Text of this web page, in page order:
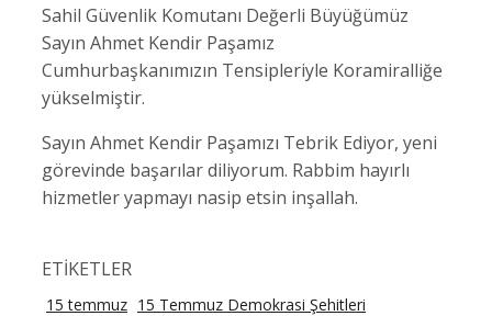
Sahil Güvenlik Komutanı Değerli Büyüğümüz
Sayın Ahmet Kendir Paşamız
Cumhurbaşkanımızın Tensipleriyle Koramiralliğe
yükselmiştir.
Sayın Ahmet Kendir Paşamızı Tebrik Ediyor, yeni
görevinde başarılar diliyorum. Rabbim hayırlı
hizmetler yapmayı nasip etsin inşallah.
ETİKETLER
15 temmuz 15 Temmuz Demokrasi Şehitleri